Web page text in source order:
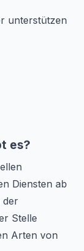
unterstützen
es?
Diensten ab
der
Stelle
Arten von